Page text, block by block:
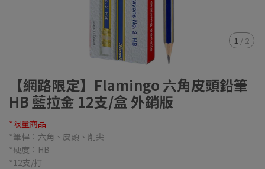
1 / 2
【網路限定】Flamingo 六角皮頭鉛筆
HB 藍拉金 12支/盒 外銷版
*限量商品
*筆桿：六角、皮頭、削尖
*硬度：HB
*12支/打